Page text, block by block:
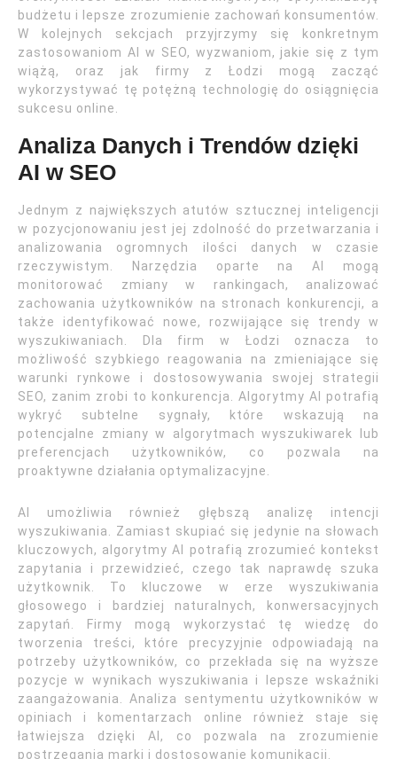
budżetu i lepsze zrozumienie zachowań konsumentów.
W kolejnych sekcjach przyjrzymy się konkretnym
zastosowaniom AI w SEO, wyzwaniom, jakie się z tym
wiążą, oraz jak firmy z Łodzi mogą zacząć
wykorzystywać tę potężną technologię do osiągnięcia
sukcesu online.
Analiza Danych i Trendów dzięki
AI w SEO
Jednym z największych atutów sztucznej inteligencji
w pozycjonowaniu jest jej zdolność do przetwarzania i
analizowania ogromnych ilości danych w czasie
rzeczywistym. Narzędzia oparte na AI mogą
monitorować zmiany w rankingach, analizować
zachowania użytkowników na stronach konkurencji, a
także identyfikować nowe, rozwijające się trendy w
wyszukiwaniach. Dla firm w Łodzi oznacza to
możliwość szybkiego reagowania na zmieniające się
warunki rynkowe i dostosowywania swojej strategii
SEO, zanim zrobi to konkurencja. Algorytmy AI potrafią
wykryć subtelne sygnały, które wskazują na
potencjalne zmiany w algorytmach wyszukiwarek lub
preferencjach użytkowników, co pozwala na
proaktywne działania optymalizacyjne.
AI umożliwia również głębszą analizę intencji
wyszukiwania. Zamiast skupiać się jedynie na słowach
kluczowych, algorytmy AI potrafią zrozumieć kontekst
zapytania i przewidzieć, czego tak naprawdę szuka
użytkownik. To kluczowe w erze wyszukiwania
głosowego i bardziej naturalnych, konwersacyjnych
zapytań. Firmy mogą wykorzystać tę wiedzę do
tworzenia treści, które precyzyjnie odpowiadają na
potrzeby użytkowników, co przekłada się na wyższe
pozycje w wynikach wyszukiwania i lepsze wskaźniki
zaangażowania. Analiza sentymentu użytkowników w
opiniach i komentarzach online również staje się
łatwiejsza dzięki AI, co pozwala na zrozumienie
postrzegania marki i dostosowanie komunikacji.